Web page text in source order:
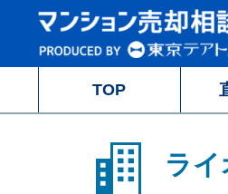
TOP
ラ